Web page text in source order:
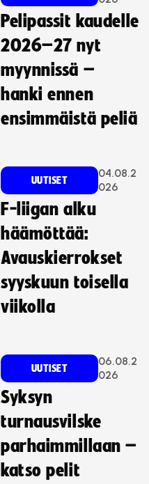
Pelipassit kaudelle
2026–27 nyt
myynnissä –
hanki ennen
ensimmäistä peliä
UUTISET
04.08.2
026
F-liigan alku
häämöttää:
Avauskierrokset
syyskuun toisella
viikolla
UUTISET
06.08.2
026
Syksyn
turnausvilske
parhaimmillaan –
katso pelit